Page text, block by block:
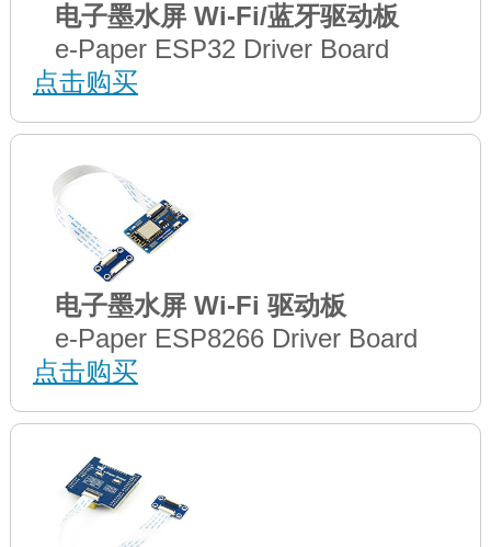
电子墨水屏 Wi-Fi/蓝牙驱动板
e-Paper ESP32 Driver Board
点击购买
电子墨水屏 Wi-Fi 驱动板
e-Paper ESP8266 Driver Board
点击购买